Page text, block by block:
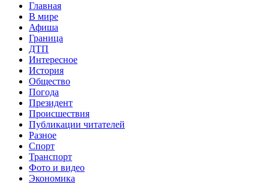
Главная
В мире
Афиша
Граница
ДТП
Интересное
История
Общество
Погода
Президент
Происшествия
Публикации читателей
Разное
Спорт
Транспорт
Фото и видео
Экономика